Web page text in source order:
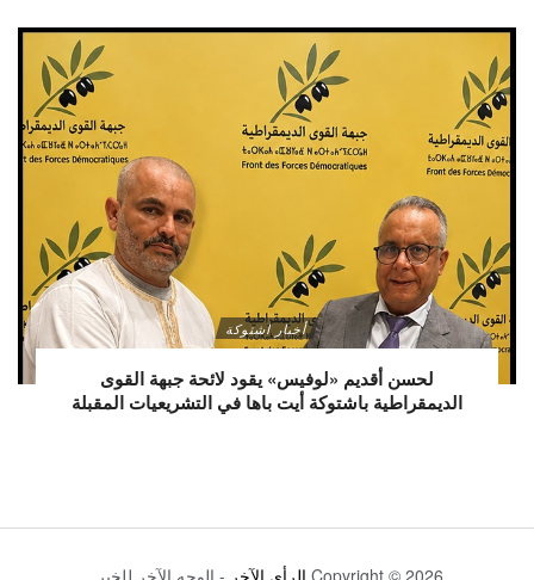
أخبار اشتوكة
لحسن أقديم «لوفيس» يقود لائحة جبهة القوى
الديمقراطية باشتوكة أيت باها في التشريعيات المقبلة